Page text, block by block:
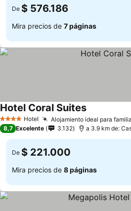
De $ 576.186
Mira precios de 7 páginas
4 EstrellasHotel Alojamiento ideal para
Hotel Coral Suites
8,7 Excelente 3.132 a 3.9 km de:
De $ 221.000
Mira precios de 8 páginas